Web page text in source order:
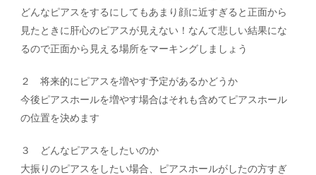
どんなピアスをするにしてもあまり顔に近すぎると正面から
見たときに肝心のピアスが見えない！なんて悲しい結果にな
るので正面から見える場所をマーキングしましょう
２ 将来的にピアスを増やす予定があるかどうか
今後ピアスホールを増やす場合はそれも含めてピアスホール
の位置を決めます
３ どんなピアスをしたいのか
大振りのピアスをしたい場合、ピアスホールがしたの方すぎ